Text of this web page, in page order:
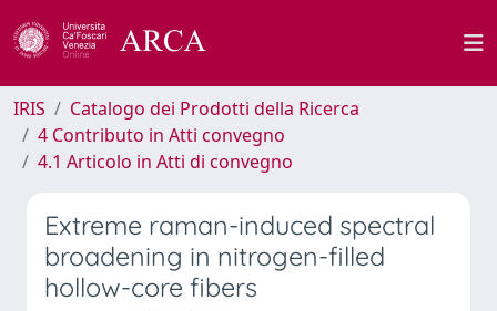
IRIS
Catalogo dei Prodotti della Ricerca
4 Contributo in Atti convegno
4.1 Articolo in Atti di convegno
Extreme raman-induced spectral
broadening in nitrogen-filled
hollow-core fibers